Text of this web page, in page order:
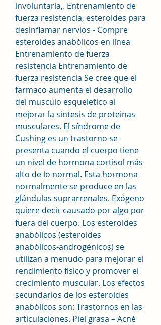
involuntaria,. Entrenamiento de
fuerza resistencia, esteroides para
desinflamar nervios - Compre
esteroides anabólicos en línea
Entrenamiento de fuerza
resistencia Entrenamiento de
fuerza resistencia Se cree que el
farmaco aumenta el desarrollo
del musculo esqueletico al
mejorar la sintesis de proteinas
musculares. El síndrome de
Cushing es un trastorno se
presenta cuando el cuerpo tiene
un nivel de hormona cortisol más
alto de lo normal. Esta hormona
normalmente se produce en las
glándulas suprarrenales. Exógeno
quiere decir causado por algo por
fuera del cuerpo. Los esteroides
anabólicos (esteroides
anabólicos-androgénicos) se
utilizan a menudo para mejorar el
rendimiento físico y promover el
crecimiento muscular. Los efectos
secundarios de los esteroides
anabólicos son: Trastornos en las
articulaciones. Piel grasa – Acné